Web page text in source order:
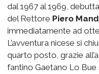
dal 1967 al 1969,
del Rettore Piero
immediatamente ad
L’avventura nicese si
quarto posto, grazie
fantino Gaetano Lo Bue